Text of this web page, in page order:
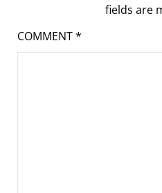
fields are
COMMENT*